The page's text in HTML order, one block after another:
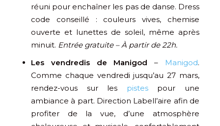
réuni pour enchaîner les pas de danse. Dress
code conseillé : couleurs vives, chemise
ouverte et lunettes de soleil, même après
minuit. Entrée gratuite – À partir de 22h.
Les vendredis de Manigod – Manigod.
Comme chaque vendredi jusqu’au 27 mars,
rendez-vous sur les pistespour une
ambiance à part. Direction Labell’aire afin de
profiter de la vue, d’une atmosphère